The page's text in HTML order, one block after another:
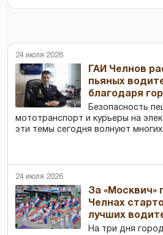
24 июля 2026
ГАИ Челнов
пьяных
благодаря
Безопасность
мототранспорт и курьеры на
эти темы сегодня волнуют
24 июля 2026
За «Москвич»
Челнах
лучших
На три дня